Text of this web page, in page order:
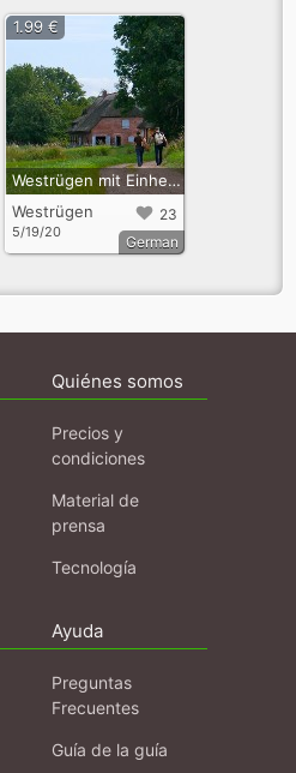
Westrügen mit Einheimischen entdecken
23
Westrügen
5/19/20
1.99 €
German
Quiénes somos
Precios y
condiciones
Material de
prensa
Tecnología
Ayuda
Preguntas
Frecuentes
Guía de la guía